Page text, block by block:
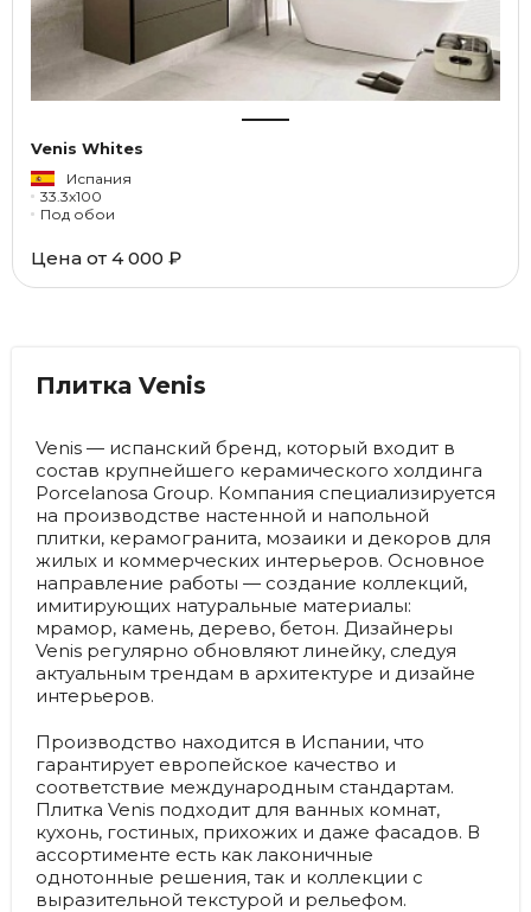
Venis Whites
Испания
33.3x100
Под обои
Цена от 4 000 ₽
Плитка Venis
Venis — испанский бренд, который входит в
состав крупнейшего керамического холдинга
Porcelanosa Group. Компания специализируется
на производстве настенной и напольной
плитки, керамогранита, мозаики и декоров для
жилых и коммерческих интерьеров. Основное
направление работы — создание коллекций,
имитирующих натуральные материалы:
мрамор, камень, дерево, бетон. Дизайнеры
Venis регулярно обновляют линейку, следуя
актуальным трендам в архитектуре и дизайне
интерьеров.
Производство находится в Испании, что
гарантирует европейское качество и
соответствие международным стандартам.
Плитка Venis подходит для ванных комнат,
кухонь, гостиных, прихожих и даже фасадов. В
ассортименте есть как лаконичные
однотонные решения, так и коллекции с
выразительной текстурой и рельефом.